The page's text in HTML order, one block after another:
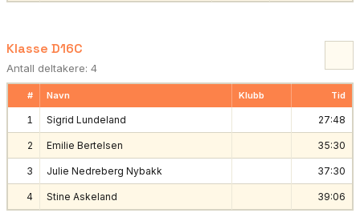
Klasse D16C
Antall deltakere: 4
# Navn Klubb Tid
1 Sigrid Lundeland 27:48
2 Emilie Bertelsen 35:30
3 Julie Nedreberg Nybakk 37:30
4 Stine Askeland 39:06